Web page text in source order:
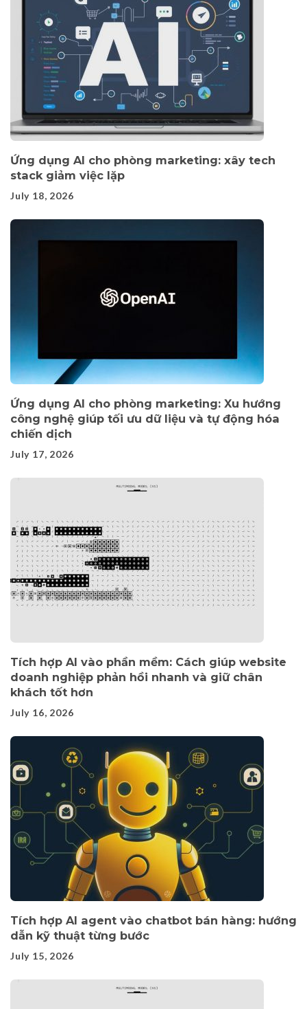
Ứng dụng AI cho phòng marketing: xây tech
stack giảm việc lặp
July 18, 2026
Ứng dụng AI cho phòng marketing: Xu hướng
công nghệ giúp tối ưu dữ liệu và tự động hóa
chiến dịch
July 17, 2026
Tích hợp AI vào phần mềm: Cách giúp website
doanh nghiệp phản hồi nhanh và giữ chân
khách tốt hơn
July 16, 2026
Tích hợp AI agent vào chatbot bán hàng: hướng
dẫn kỹ thuật từng bước
July 15, 2026